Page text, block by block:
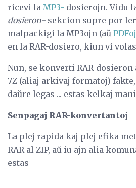
ricevi la MP3- dosierojn. Vidu
dosieron- sekcion supre por
malpackigi la MP3ojn (aŭ
en la RAR-dosiero, kiun vi
Nun, se konverti RAR-dosieron
7Z (aliaj arkivaj formatoj)
daŭre legas ... estas kelkaj
Senpagaj RAR-konvertantoj
La plej rapida kaj plej efika
RAR al ZIP, aŭ iu ajn alia
estas